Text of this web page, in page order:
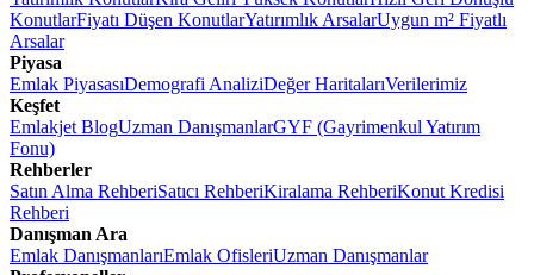
KonutlarFiyatı Düşen KonutlarYatırımlık ArsalarUygun m² Fiyatlı
Arsalar
Piyasa
Emlak PiyasasıDemografi AnaliziDeğer HaritalarıVerilerimiz
Keşfet
Emlakjet BlogUzman DanışmanlarGYF (Gayrimenkul Yatırım
Fonu)
Rehberler
Satın Alma RehberiSatıcı RehberiKiralama RehberiKonut Kredisi
Rehberi
Danışman Ara
Emlak DanışmanlarıEmlak OfisleriUzman Danışmanlar